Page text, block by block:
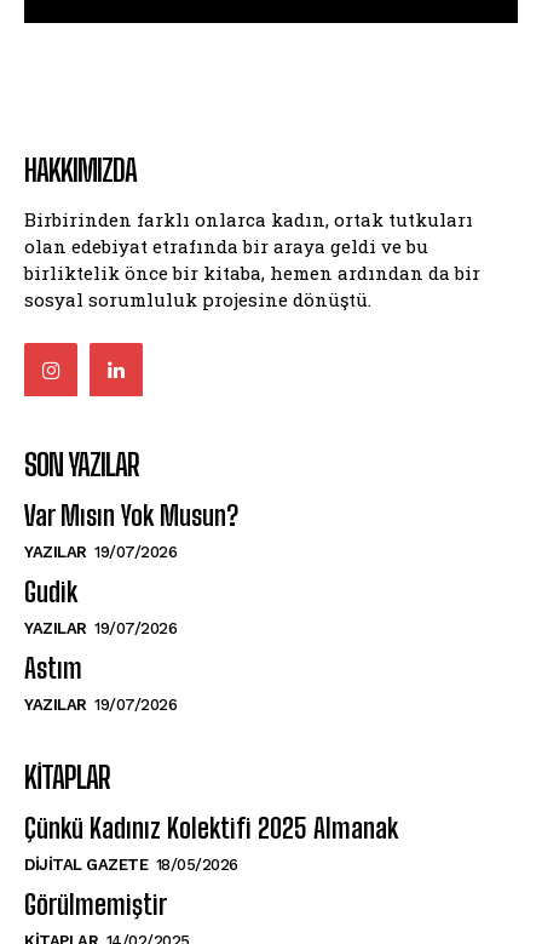
HAKKIMIZDA
Birbirinden farklı onlarca kadın, ortak tutkuları
olan edebiyat etrafında bir araya geldi ve bu
birliktelik önce bir kitaba, hemen ardından da bir
sosyal sorumluluk projesine dönüştü.
SON YAZILAR
Var Mısın Yok Musun?
YAZILAR 19/07/2026
Gudik
YAZILAR 19/07/2026
Astım
YAZILAR 19/07/2026
KITAPLAR
Çünkü Kadınız Kolektifi 2025 Almanak
DIJITAL GAZETE 18/05/2026
Görülmemiştir